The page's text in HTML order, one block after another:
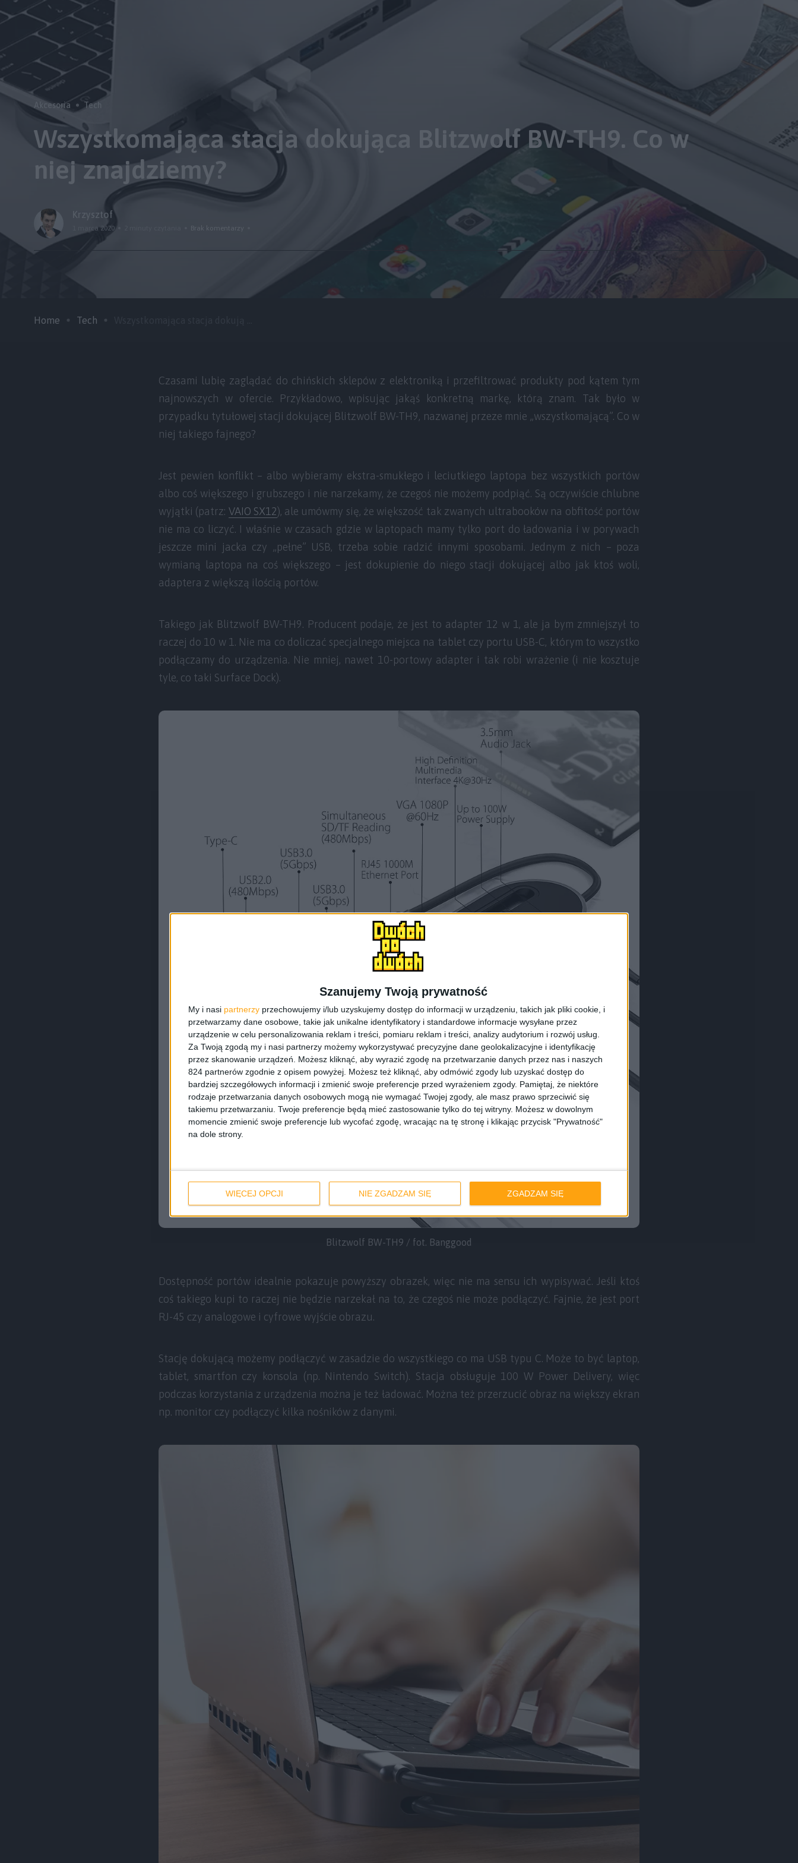
Szanujemy Twoją prywatność
My i nasi partnerzy przechowujemy i/lub uzyskujemy dostęp do informacji w urządzeniu, takich jak pliki cookie, i
przetwarzamy dane osobowe, takie jak unikalne identyfikatory i standardowe informacje wysyłane przez
urządzenie w celu personalizowania reklam i treści, pomiaru reklam i treści, analizy audytorium i rozwój usług.
Za Twoją zgodą my i nasi partnerzy możemy wykorzystywać precyzyjne dane geolokalizacyjne i identyfikację
przez skanowanie urządzeń. Możesz kliknąć, aby wyrazić zgodę na przetwarzanie danych przez nas i naszych
824 partnerów zgodnie z opisem powyżej. Możesz też kliknąć, aby odmówić zgody lub uzyskać dostęp do
bardziej szczegółowych informacji i zmienić swoje preferencje przed wyrażeniem zgody. Pamiętaj, że niektóre
rodzaje przetwarzania danych osobowych mogą nie wymagać Twojej zgody, ale masz prawo sprzeciwić się
takiemu przetwarzaniu. Twoje preferencje będą mieć zastosowanie tylko do tej witryny. Możesz w dowolnym
momencie zmienić swoje preferencje lub wycofać zgodę, wracając na tę stronę i klikając przycisk "Prywatność"
na dole strony.
WIĘCEJ OPCJI NIE ZGADZAM SIĘ ZGADZAM SIĘ
Akcesoria Tech
Wszystkomająca stacja dokująca Blitzwolf BW-TH9. Co w
niej znajdziemy?
Krzysztof
1 marca 2020 Brak komentarzy
Home Tech
Czasami lubię zaglądać do chińskich sklepów z elektroniką i przefiltrować produkty pod kątem tym
najnowszych w ofercie. Przykładowo, wpisując jakąś konkretną markę, którą znam. Tak było w
przypadku tytułowej stacji dokującej Blitzwolf BW-TH9, nazwanej przeze mnie „wszystkomającą”. Co w
niej takiego fajnego?
Jest pewien konflikt – albo wybieramy ekstra-smukłego i leciutkiego laptopa bez wszystkich portów
albo coś większego i grubszego i nie narzekamy, że czegoś nie możemy podpiąć. Są oczywiście chlubne
wyjątki (patrz: VAIO SX12), ale umówmy się, że większość tak zwanych ultrabooków na obfitość portów
nie ma co liczyć. I właśnie w czasach gdzie w laptopach mamy tylko port do ładowania i w porywach
jeszcze mini jacka czy „pełne” USB, trzeba sobie radzić innymi sposobami. Jednym z nich – poza
wymianą laptopa na coś większego – jest dokupienie do niego stacji dokującej albo jak ktoś woli,
adaptera z większą ilością portów.
Takiego jak Blitzwolf BW-TH9. Producent podaje, że jest to adapter 12 w 1, ale ja bym zmniejszył to
raczej do 10 w 1. Nie ma co doliczać specjalnego miejsca na tablet czy portu USB-C, którym to wszystko
podłączamy do urządzenia. Nie mniej, nawet 10-portowy adapter i tak robi wrażenie (i nie kosztuje
tyle, co taki Surface Dock).
Blitzwolf BW-TH9 / fot. Banggood
Dostępność portów idealnie pokazuje powyższy obrazek, więc nie ma sensu ich wypisywać. Jeśli ktoś
coś takiego kupi to raczej nie będzie narzekał na to, że czegoś nie może podłączyć. Fajnie, że jest port
RJ-45 czy analogowe i cyfrowe wyjście obrazu.
Stację dokującą możemy podłączyć w zasadzie do wszystkiego co ma USB typu C. Może to być laptop,
tablet, smartfon czy konsola (np. Nintendo Switch). Stacja obsługuje 100 W Power Delivery, więc
podczas korzystania z urządzenia można je też ładować. Można też przerzucić obraz na większy ekran
np. monitor czy podłączyć kilka nośników z danymi.